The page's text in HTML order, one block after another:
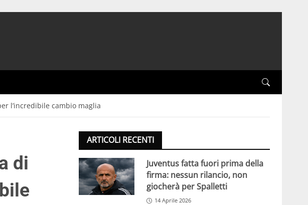
l’incredibile cambio maglia
di
ARTICOLI RECENTI
Juventus fatta fuori prima della
firma: nessun rilancio, non
giocherà per Spalletti
14 Aprile 2026